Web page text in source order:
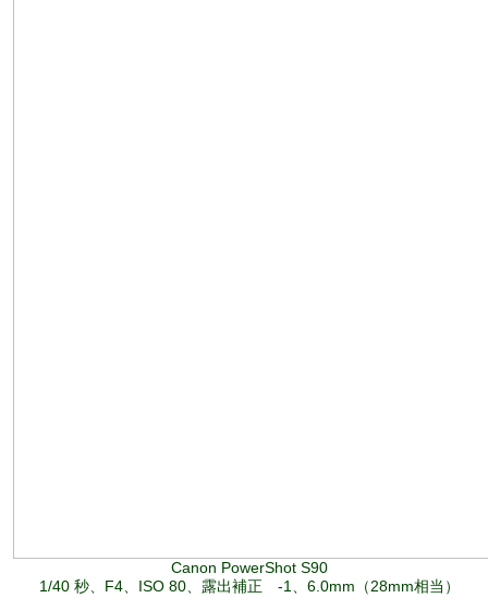
Canon PowerShot S90
1/40 秒、F4、ISO 80、露出補正 -1、6.0mm（28mm相当）